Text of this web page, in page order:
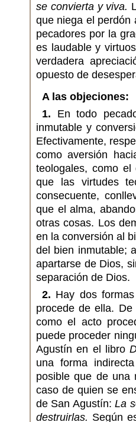
se convierta y viva.
que niega el perdón
pecadores por la
es laudable y
verdadera
opuesto de
A las objeciones:
1. En todo
inmutable y
Efectivamente,
como aversión
teologales, como
que las virtudes
consecuente,
que el alma,
otras cosas. Los
en la conversión al
del bien inmutable;
apartarse de Dios,
separación de Dios.
2. Hay dos
procede de ella.
como el acto
puede proceder
Agustín en el libro
una forma
posible que de una
caso de quien se
de San Agustín:La
destruirlas. Según